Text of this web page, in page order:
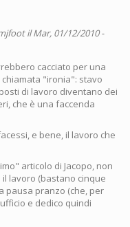
il Mar, 01/12/2010 -
cacciato per una
"ironia": stavo
di lavoro diventano dei
che è una faccenda
e bene, il lavoro che
articolo di Jacopo, non
lavoro (bastano cinque
pausa pranzo (che, per
e dedico quindi